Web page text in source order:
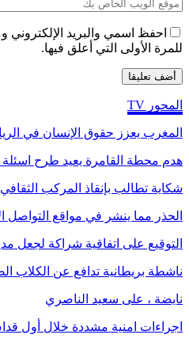
احفظ اسمي والبريد
للمرة الأولى التي أعلق فيها.
المحور TV
المغرب يعزز حقوق الإنسان في
هدم محطة القامرة يعيد طرح اسئلة
شكاية تطالب بإنقاذ المركب
الحذر مما ينشر في مواقع التواصل
التوقيع على اتفاقية شراكة لجعل
ناشطة بريطانية تدافع عن الكلاب
نايضة ، على سعيد الناصري
اجراءات امنية مشددة خلال أول